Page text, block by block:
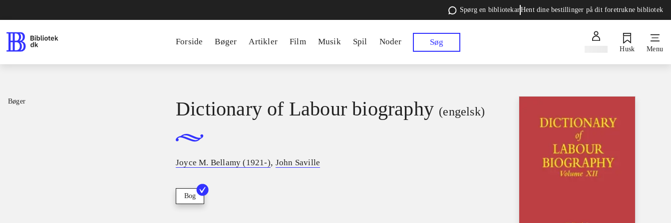
Spørg en bibliotekarHent dine bestillinger på dit foretrukne bibliotek
Forside Bøger Artikler Film Musik Spil Noder Søg
Husk Menu
Bøger Dictionary of Labour biography (engelsk)
Joyce M. Bellamy (1921-), John Saville
Bog